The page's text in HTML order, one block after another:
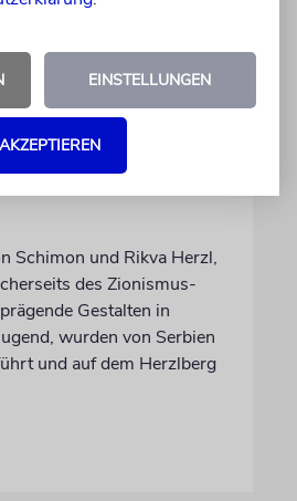
umgebettet:
Schimon und Rikva Herzl,
des Zionismus-
Gestalten in
wurden von Serbien
und auf dem Herzlberg
EINSTELLUNGEN
AKZEPTIEREN